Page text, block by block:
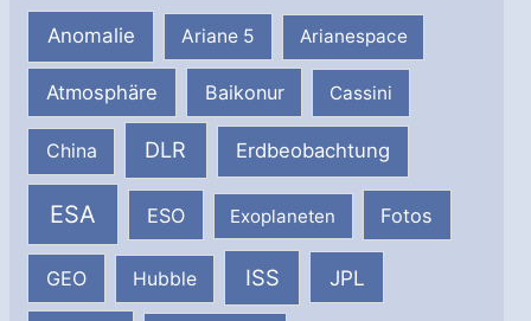
Anomalie Ariane 5 Arianespace
Atmosphäre Baikonur Cassini
China DLR Erdbeobachtung
ESA ESO Exoplaneten Fotos
GEO Hubble ISS JPL